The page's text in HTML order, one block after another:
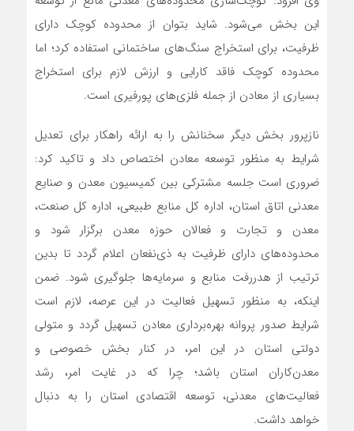
این بخش می‌شود. شاید بتوان از محدوده کوچک دارای
ظرفیت، برای استخراج سنگ‌های ساختمانی استفاده کرد؛ اما
محدوده کوچک فاقد کارایی و ارزش لازم برای استخراج
بسیاری از معادن از جمله فلزی‌های پورفیری است.
نازپرور بخش دیگر سخنانش را به ارائه راهکار برای تعدیل
شرایط به منظور توسعه معادن اختصاص داد و تاکید کرد:
ضروری است جلسه مشترکی بین کمیسیون معدن و صنایع
معدنی اتاق استان، اداره کل منابع طبیعی، اداره کل صنعت،
معدن و تجارت و فعالان حوزه معدن برگزار شود و
محدوده‌‌های دارای ظرفیت به ذی‌نفعان اعلام گردد تا بدین
ترتیب از هدررفت منابع و سرمایه‌ها جلوگیری شود. ضمن
اینکه، به منظور تسهیل فعالیت در این عرصه، لازم است
شرایط صدور پروانه بهره‌برداری معادن تسهیل گردد و متولی
دولتی استان در این امر، در کنار بخش خصوصی و
معدن‌کاران استان باشد؛ چرا که در غایت امر، رشد
فعالیت‌های معدنی، توسعه اقتصادی استان را به دنبال
خواهد داشت.